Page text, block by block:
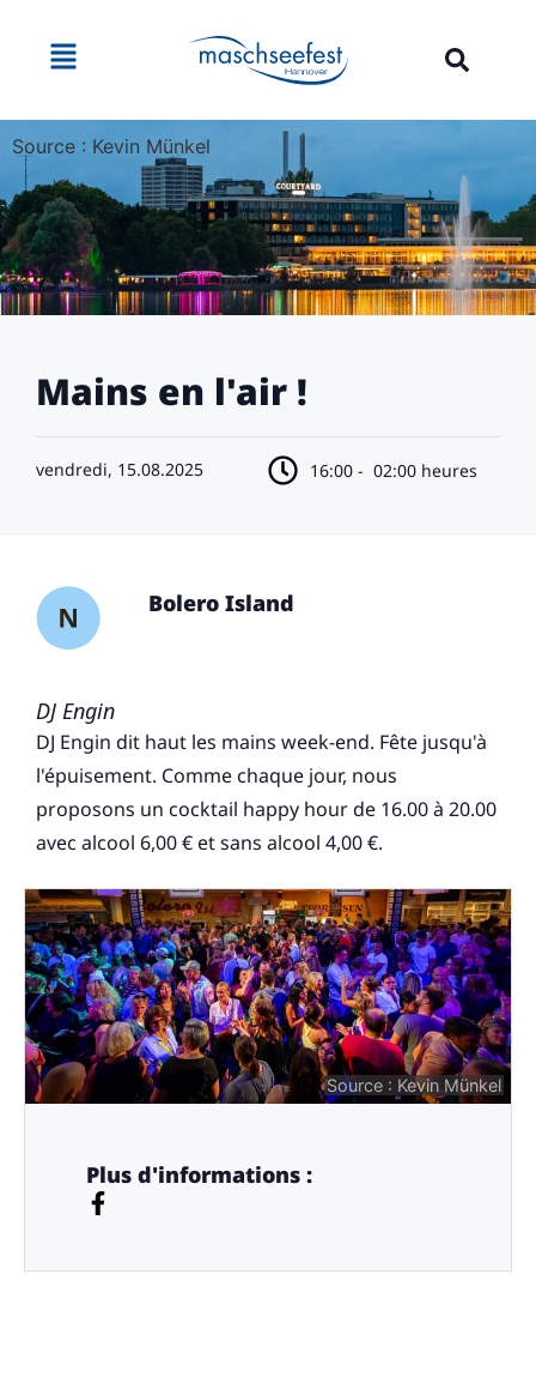
Source : Kevin Münkel
Mains en l'air !
vendredi, 15.08.2025 16:00 - 02:00 heures
Bolero Island
DJ Engin
DJ Engin dit haut les mains week-end. Fête jusqu'à
l'épuisement. Comme chaque jour, nous
proposons un cocktail happy hour de 16.00 à 20.00
avec alcool 6,00 € et sans alcool 4,00 €.
Source : Kevin Münkel
Plus d'informations :